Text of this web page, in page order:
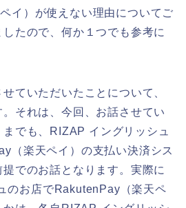
イ）が使えない理由についてご
たので、何か１つでも参考に
ていただいたことについて、
それは、今回、お話させてい
でも、RIZAP イングリッシュ
（楽天ペイ）の支払い決済シス
でのお話となります。実際に
のお店でRakutenPay（楽天ペ